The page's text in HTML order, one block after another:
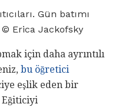
Gün batımı
Erica Jackofsky
için daha ayrıntılı
bu öğretici
eşlik eden bir
Eğiticiyi